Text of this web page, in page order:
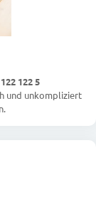
122 5
und unkompliziert